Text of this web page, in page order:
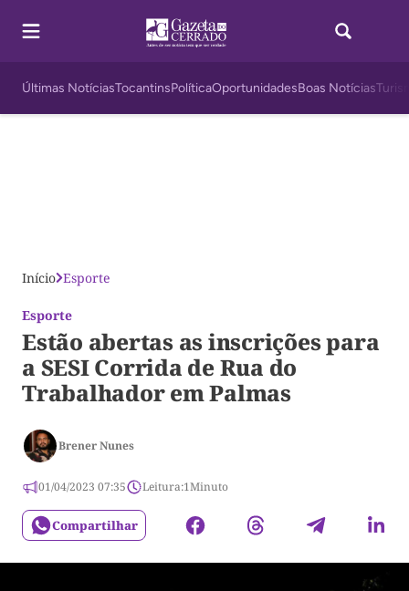
Últimas NotíciasTocantinsPolíticaOportunidadesBoas Notícias
Início Esporte
Esporte
Estão abertas as inscrições para
a SESI Corrida de Rua do
Trabalhador em Palmas
Brener Nunes
01/04/2023 07:35 Leitura:1Minuto
Compartilhar